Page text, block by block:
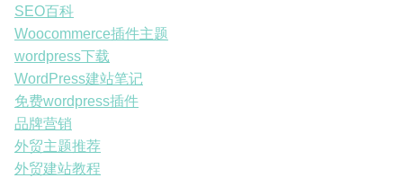
SEO百科
Woocommerce插件主题
wordpress下载
WordPress建站笔记
免费wordpress插件
品牌营销
外贸主题推荐
外贸建站教程